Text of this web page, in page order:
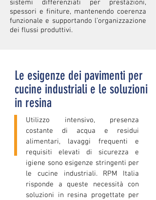
sistemi differenziati per prestazioni,
spessori e finiture, mantenendo coerenza
funzionale e supportando l’organizzazione
dei flussi produttivi.
Le esigenze dei pavimenti per
cucine industriali e le soluzioni
in resina
Utilizzo intensivo, presenza
costante di acqua e residui
alimentari, lavaggi frequenti e
requisiti elevati di sicurezza e
igiene sono esigenze stringenti per
le cucine industriali. RPM Italia
risponde a queste necessità con
soluzioni in resina progettate per